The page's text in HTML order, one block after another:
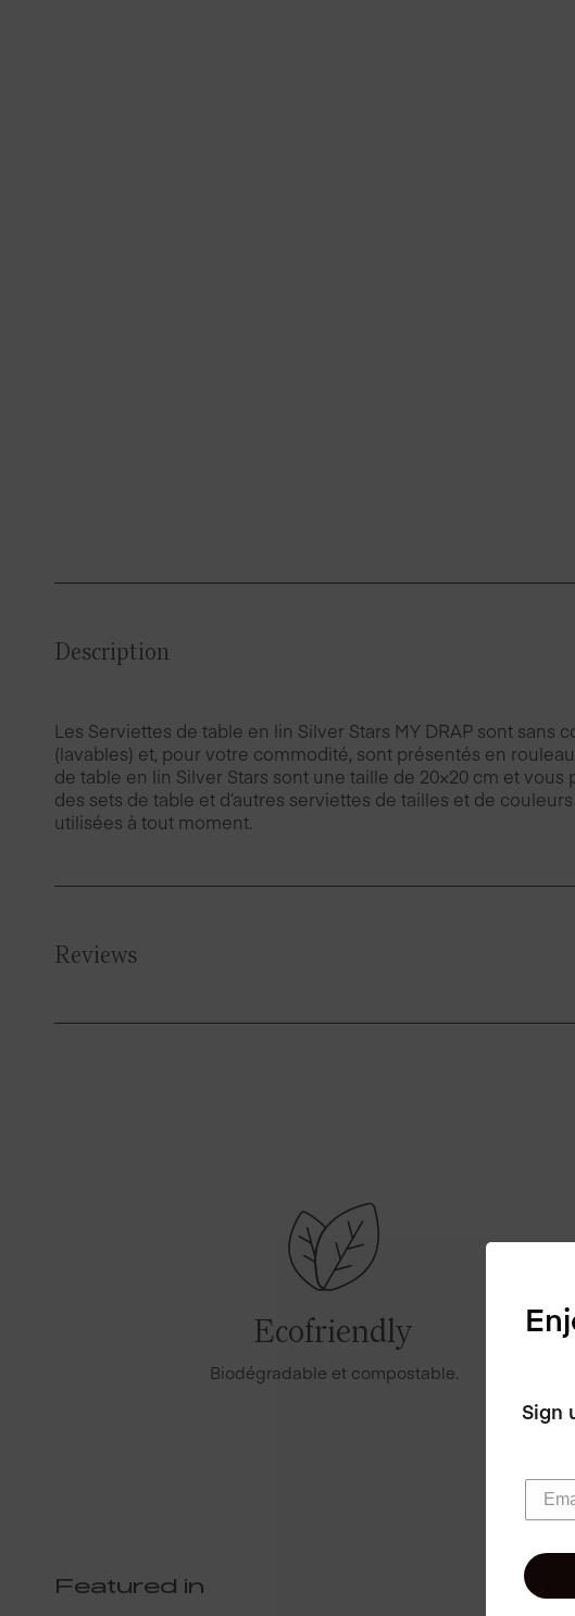
Description
Les Serviettes de table en lin Silver Stars MY DRAP sont
(lavables) et, pour votre commodité, sont présentés en
de table en lin Silver Stars sont une taille de 20×20 cm et
des sets de table et d’autres serviettes de tailles et de
utilisées à tout moment.
Reviews
Ecofriendly
Biodégradable et compostable.
Featured in
Sign